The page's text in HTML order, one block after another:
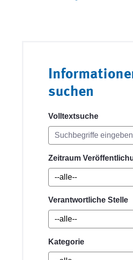
suchen
Volltextsuche
Zeitraum
Verantwortliche Stelle
Kategorie